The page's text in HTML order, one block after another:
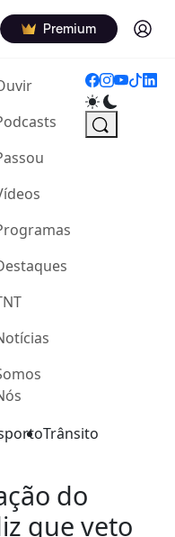
Premium Log in
(current)
Trânsito
do
que veto